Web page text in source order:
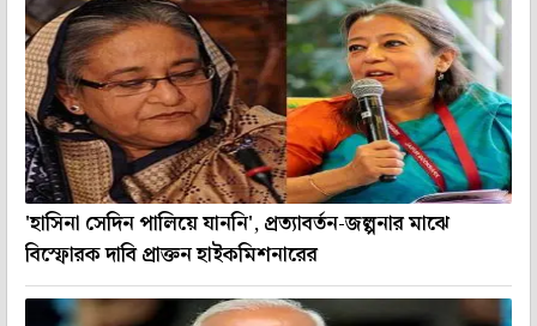
'হাসিনা সেদিন পালিয়ে যাননি', প্রত্যাবর্তন-জল্পনার মাঝে
বিস্ফোরক দাবি প্রাক্তন হাইকমিশনারের